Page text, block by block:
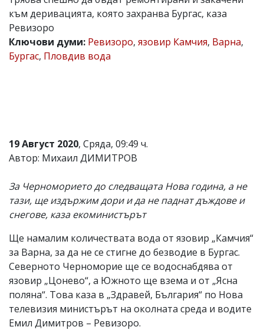
Коментарите
под
статиите
се
въвеждат
за
тях!
Ако
обиден
за
вас
коментар,
сигнализирайте
към деривацията, която захранва Бургас, каза
Ревизоро
Ключови думи: Ревизоро, язовир Камчия, Варна,
Бургас, Пловдив вода
19 Август 2020, Сряда, 09:49 ч.
Автор: Михаил ДИМИТРОВ
За Черноморието до следващата Нова година, а не
тази, ще издържим дори и да не паднат дъждове и
снегове, каза екоминистърът
Ще намалим количествата вода от язовир „Камчия“
за Варна, за да не се стигне до безводие в Бургас.
Северното Черноморие ще се водоснабдява от
язовир „Цонево“, а Южното ще взема и от „Ясна
поляна“. Това каза в „Здравей, България“ по Нова
телевизия министърът на околната среда и водите
Емил Димитров – Ревизоро.